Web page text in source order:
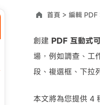
iAnyGo 終身方案,加購後即可使用！
首頁 > 編輯 PDF
創建 PDF 互動式
場，例如調查、工
段、複選框、下拉
本文將為您提供 4